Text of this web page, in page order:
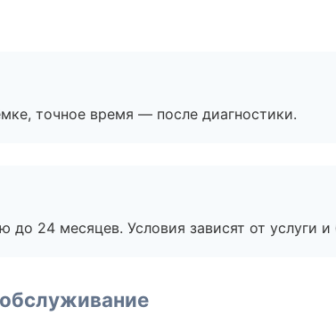
точное время — после диагностики.
24 месяцев. Условия зависят от услуги и